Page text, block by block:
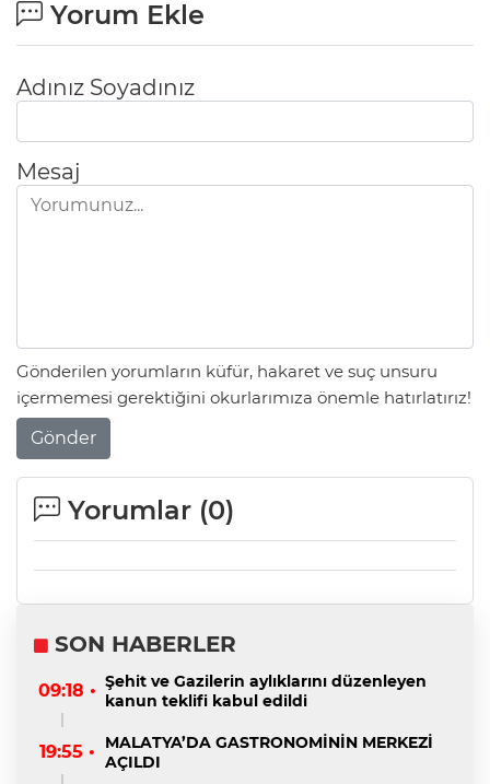
Yorum Ekle
Adınız Soyadınız
Mesaj
Gönderilen yorumların küfür, hakaret ve suç unsuru
içermemesi gerektiğini okurlarımıza önemle hatırlatırız!
Gönder
Yorumlar (0)
SON HABERLER
09:18 • Şehit ve Gazilerin aylıklarını düzenleyen
kanun teklifi kabul edildi
19:55 •
MALATYA’DA GASTRONOMİNİN MERKEZİ
AÇILDI